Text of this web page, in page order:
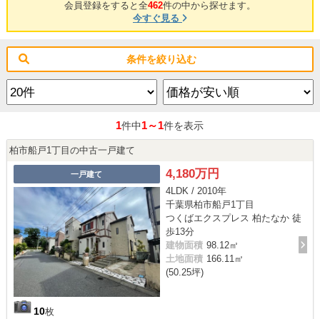
会員登録をすると全462件の中から探せます。
今すぐ見る
条件を絞り込む
1件中1～1件を表示
柏市船戸1丁目の中古一戸建て
一戸建て
10枚
4,180万円
4LDK / 2010年
千葉県柏市船戸1丁目
つくばエクスプレス 柏たなか 徒
歩13分
建物面積 98.12㎡
土地面積 166.11㎡
(50.25坪)